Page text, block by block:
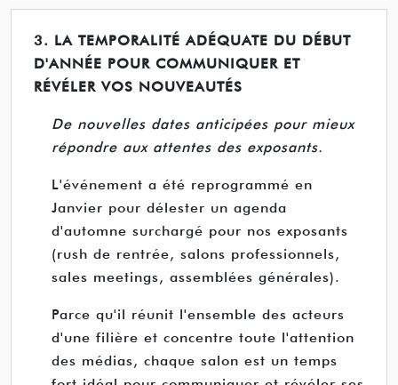
3. LA TEMPORALITÉ ADÉQUATE DU DÉBUT
D'ANNÉE POUR COMMUNIQUER ET
RÉVÉLER VOS NOUVEAUTÉS
De nouvelles dates anticipées pour mieux
répondre aux attentes des exposants.
L'événement a été reprogrammé en
Janvier pour délester un agenda
d'automne surchargé pour nos exposants
(rush de rentrée, salons professionnels,
sales meetings, assemblées générales).
Parce qu'il réunit l'ensemble des acteurs
d'une filière et concentre toute l'attention
des médias, chaque salon est un temps